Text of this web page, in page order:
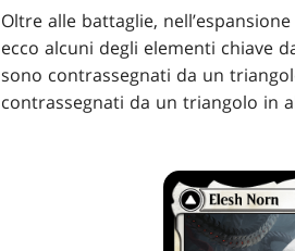
Oltre alle battaglie,
ecco alcuni degli elementi chiave
sono contrassegnati da un
contrassegnati da un triangolo in